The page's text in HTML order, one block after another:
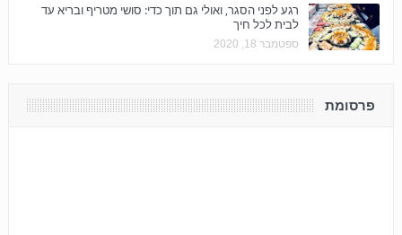
רגע לפני הסגר, ואולי גם תוך כדי: סושי מטריף ובריא עד
לבית לכל חיך
ספטמבר 18, 2020
פרסומת